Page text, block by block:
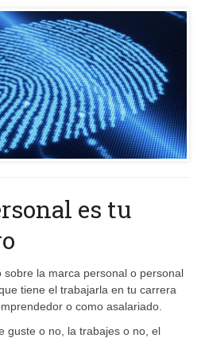
es tu
sobre la marca personal o personal
tiene el trabajarla en tu carrera
o como asalariado.
guste o no, la trabajes o no, el